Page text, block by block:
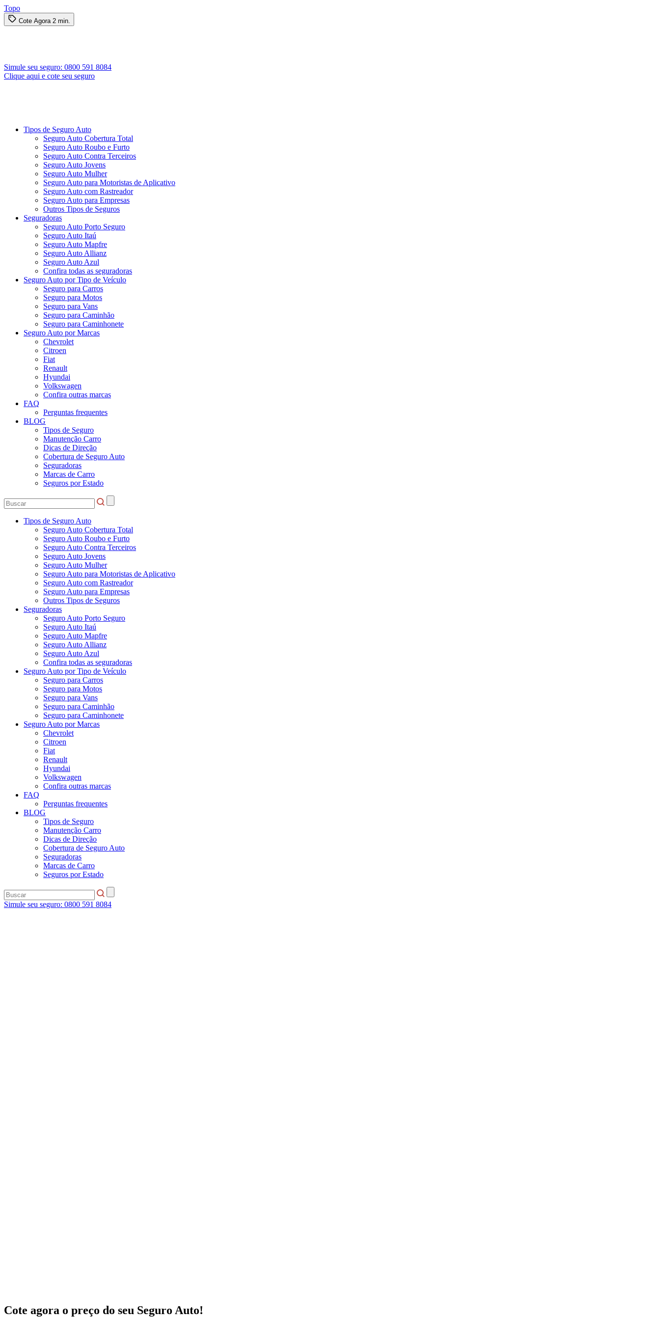
Topo
Cote Agora 2 min.
Simule seu seguro: 0800 591 8084
Clique aqui e cote seu seguro
Tipos de Seguro Auto
Seguro Auto Cobertura Total
Seguro Auto Roubo e Furto
Seguro Auto Contra Terceiros
Seguro Auto Jovens
Seguro Auto Mulher
Seguro Auto para Motoristas de Aplicativo
Seguro Auto com Rastreador
Seguro Auto para Empresas
Outros Tipos de Seguros
Seguradoras
Seguro Auto Porto Seguro
Seguro Auto Itaú
Seguro Auto Mapfre
Seguro Auto Allianz
Seguro Auto Azul
Confira todas as seguradoras
Seguro Auto por Tipo de Veículo
Seguro para Carros
Seguro para Motos
Seguro para Vans
Seguro para Caminhão
Seguro para Caminhonete
Seguro Auto por Marcas
Chevrolet
Citroen
Fiat
Renault
Hyundai
Volkswagen
Confira outras marcas
FAQ
Perguntas frequentes
BLOG
Tipos de Seguro
Manutenção Carro
Dicas de Direção
Cobertura de Seguro Auto
Seguradoras
Marcas de Carro
Seguros por Estado
Tipos de Seguro Auto
Seguro Auto Cobertura Total
Seguro Auto Roubo e Furto
Seguro Auto Contra Terceiros
Seguro Auto Jovens
Seguro Auto Mulher
Seguro Auto para Motoristas de Aplicativo
Seguro Auto com Rastreador
Seguro Auto para Empresas
Outros Tipos de Seguros
Seguradoras
Seguro Auto Porto Seguro
Seguro Auto Itaú
Seguro Auto Mapfre
Seguro Auto Allianz
Seguro Auto Azul
Confira todas as seguradoras
Seguro Auto por Tipo de Veículo
Seguro para Carros
Seguro para Motos
Seguro para Vans
Seguro para Caminhão
Seguro para Caminhonete
Seguro Auto por Marcas
Chevrolet
Citroen
Fiat
Renault
Hyundai
Volkswagen
Confira outras marcas
FAQ
Perguntas frequentes
BLOG
Tipos de Seguro
Manutenção Carro
Dicas de Direção
Cobertura de Seguro Auto
Seguradoras
Marcas de Carro
Seguros por Estado
Simule seu seguro: 0800 591 8084
Cote agora o preço do seu Seguro Auto!